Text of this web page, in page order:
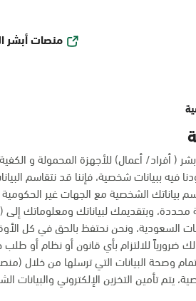
منصات أبشر
( أفراد/ أعمال) للأجهزة المحمولة و الكفية
فيه ببيانات شخصية، فإننا قد نتقاسم
بياناتك الشخصية مع الجهات غير
محددة، وبتقديمك لبياناتك ومعلوماتك
السعودية، ونحن نحتفظ بالحق في كل
ضرورياً للالتزام بأي قانون أو نظام أو
وصحة البيانات التي ترسلها من خلال
يتم تأمين التخزين الإلكتروني والبيانات